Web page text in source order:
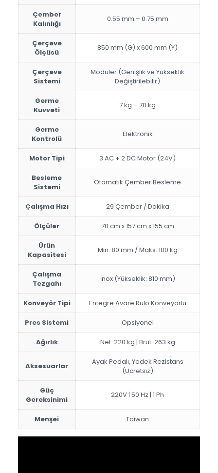
Çember
Kalınlığı
0.55 mm – 0.75 mm
Çerçeve
Ölçüsü
850 mm (G) x 600 mm (Y)
Çerçeve
Sistemi
Modüler (Genişlik ve Yükseklik
Değiştirilebilir)
Germe
Kuvveti
7 kg – 70 kg
Germe
Kontrolü
Elektronik
Motor Tipi 3 AC + 2 DC Motor (24V)
Besleme
Sistemi
Otomatik Çember Besleme
Çalışma Hızı 29 Çember / Dakika
Ölçüler 70 cm x 157 cm x 155 cm
Ürün
Kapasitesi
Min: 80 mm / Maks: 100 kg
Çalışma
Tezgahı
İnox (Yükseklik: 810 mm)
Konveyör Tipi Entegre Avare Rulo Konveyörlü
Pres Sistemi Opsiyonel
Ağırlık Net: 220 kg | Brüt: 263 kg
Aksesuarlar
Ayak Pedalı, Yedek Rezistans
(Ücretsiz)
Güç
Gereksinimi
220V | 50 Hz | 1 Ph
Menşei Taiwan